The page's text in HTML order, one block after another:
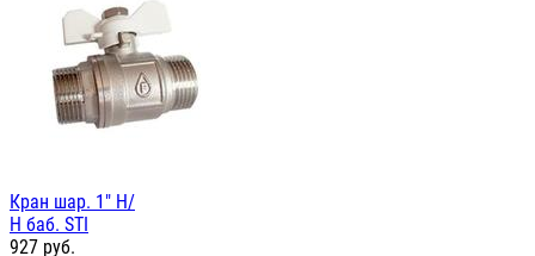
Кран шар. 1" Н/
Н баб. STI
927 руб.